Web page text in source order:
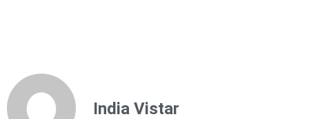
India Vistar